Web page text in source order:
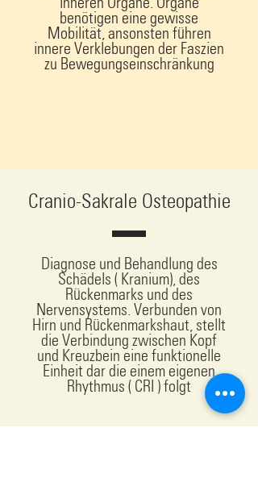
inneren Organe. Organe
benötigen eine gewisse
Mobilität, ansonsten führen
innere Verklebungen der Faszien
zu Bewegungseinschränkung
Cranio-Sakrale Osteopathie
Diagnose und Behandlung des
Schädels ( Kranium), des
Rückenmarks und des
Nervensystems. Verbunden von
Hirn und Rückenmarkshaut, stellt
die Verbindung zwischen Kopf
und Kreuzbein eine funktionelle
Einheit dar die einem eigenen
Rhythmus ( CRI ) folgt